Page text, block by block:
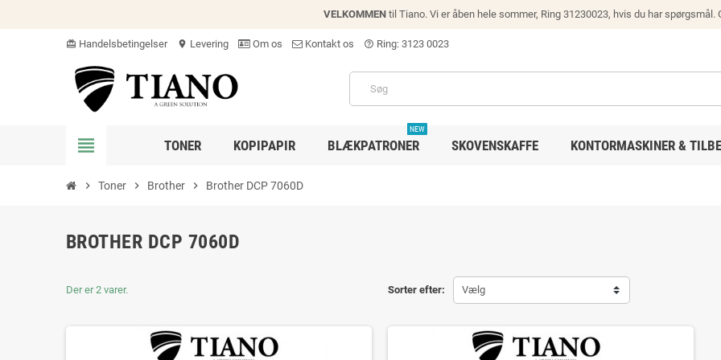
VELKOMMEN til Tiano. Vi er åben hele sommer, Ring 31230023, hvis du har spørgsmål.
card_giftcard Handelsbetingelser location_on Levering Om os Kontakt os help_outline Ring: 3123 0023
view_headline TONER KOPIPAPIR BLÆKPATRONER
NEW
SKOVENSKAFFE KONTORMASKINER &
chevron_right Toner chevron_right Brother chevron_right Brother DCP 7060D
BROTHER DCP 7060D
Sorter efter: Vælg
Der er 2 varer.